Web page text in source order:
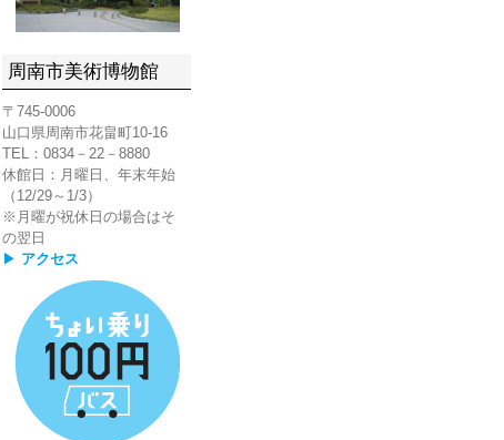
周南市美術博物館
〒745-0006
山口県周南市花畠町10-16
TEL：0834－22－8880
休館日：月曜日、年末年始
（12/29～1/3）
※月曜が祝休日の場合はそ
の翌日
▶ アクセス